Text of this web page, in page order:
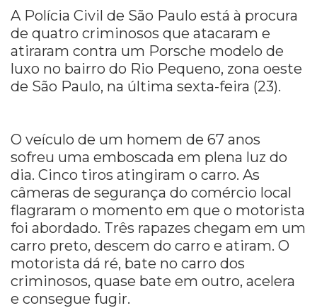
A Polícia Civil de São Paulo está à procura
de quatro criminosos que atacaram e
atiraram contra um Porsche modelo de
luxo no bairro do Rio Pequeno, zona oeste
de São Paulo, na última sexta-feira (23).
O veículo de um homem de 67 anos
sofreu uma emboscada em plena luz do
dia. Cinco tiros atingiram o carro. As
câmeras de segurança do comércio local
flagraram o momento em que o motorista
foi abordado. Três rapazes chegam em um
carro preto, descem do carro e atiram. O
motorista dá ré, bate no carro dos
criminosos, quase bate em outro, acelera
e consegue fugir.